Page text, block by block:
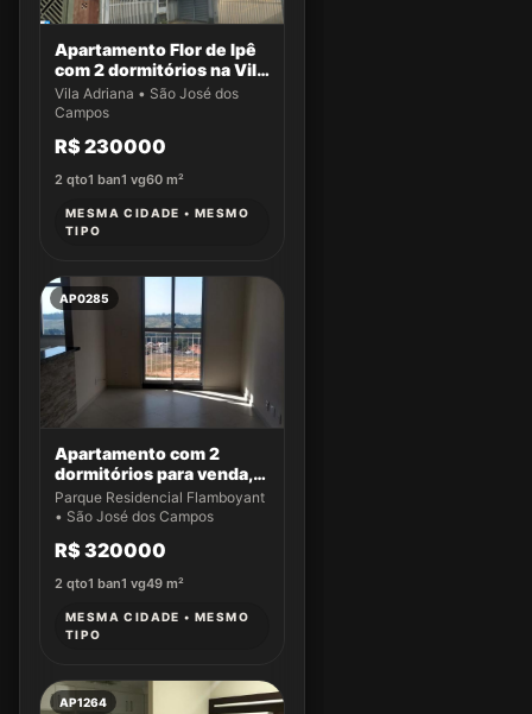
Apartamento Flor de Ipê
com 2 dormitórios na Vila
Adriana
Vila Adriana • São José dos
Campos
R$ 230000
2 qto1 ban1 vg60 m²
MESMA CIDADE • MESMO
TIPO
AP0285
Apartamento com 2
dormitórios para venda,
49 m² por R$ 320.000,00
- Parque Residencial
dos Campos/SP
Parque Residencial Flamboyant
• São José dos Campos
R$ 320000
2 qto1 ban1 vg49 m²
MESMA CIDADE • MESMO
TIPO
AP1264